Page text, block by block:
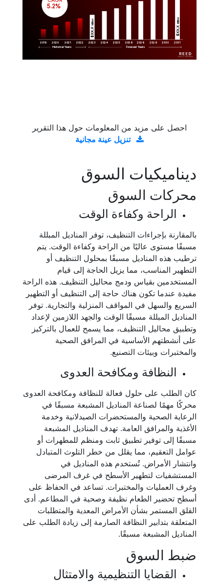
2019 2020 2021 2022 2023 2024 2025 2026 2028 2029 2030 2031
$XX.X
Million
$XX.X
Million
5.2%
Historical Years Forecast Years
احصل على مزيد من المعلومات حول هذا التقرير
تنزيل عينة مجانية
ديناميكيات السوق
محركات السوق
الراحة وكفاءة الوقت
بالمقارنة بإجراءات التنظيف، توفر المناديل المبللة
مسبقًا مستوى عاليًا من الراحة وكفاءة الوقت. يتم
ترطيب هذه المناديل مسبقًا بمحلول التنظيف أو
التطهير المناسب، مما يزيل الحاجة إلى قيام
المستخدمين بقياس ودمج محاليل التنظيف. هذه الراحة
مفيدة عندما تكون هناك حاجة إلى التنظيف أو التطهير
السريع والسهل في المواقف المنزلية والتجارية. توفر
المناديل المبللة مسبقًا الوقت والجهد اللازمين لإعداد
وتطبيق محاليل التنظيف، مما يسمح للعمال بالتركيز
على أنشطتهم الأساسية في المرافق الصحية
والمختبرات وبيئات التصنيع.
النظافة ومكافحة العدوى
كان الطلب على حلول فعالة للنظافة ومكافحة العدوى
محركًا مهمًا لصناعة المناديل المشبعة مسبقًا في
الرعاية الصحية والمستحضرات الصيدلانية وخدمة
الأغذية والمرافق العامة. تهدف المناديل المشبعة
مسبقًا إلى توفير تطبيق ثابت ومنظم للمطهرات أو
عوامل التعقيم، مما يقلل من خطر التلوث المتبادل
وانتشار الأمراض. تُستخدم هذه المناديل في
المستشفيات لتطهير الأسطح في غرف المرضى
وغرف العمليات والمختبرات. تساعد في الحفاظ على
أسطح تحضير الطعام نظيفة وصحية في المطاعم. أدى
القلق المستمر بشأن الأمراض المعدية والمتطلبات
المتعلقة بتدابير النظافة الصارمة إلى زيادة الطلب على
المناديل المشبعة مسبقًا.
ضبط السوق
القضايا التنظيمية والامتثال